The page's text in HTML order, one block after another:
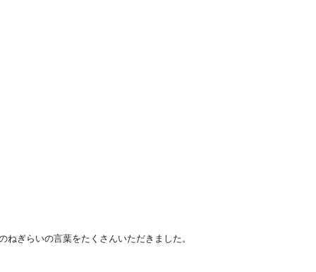
ぎらいの言葉をたくさんいただきました。